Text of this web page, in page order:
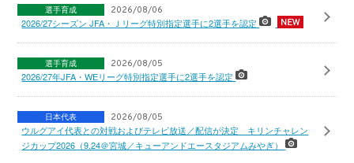
選手育成 2026/08/06
2026/27シーズン JFA・Ｊリーグ特別指定選手に2選手を認定
選手育成 2026/08/05
2026/27年JFA・WEリーグ特別指定選手に2選手を認定
日本代表 2026/08/05
ウルグアイ代表との対戦およびテレビ放送／配信が決定 キリンチャレン
ジカップ2026（9.24＠宮城／キューアンドエースタジアムみやぎ）